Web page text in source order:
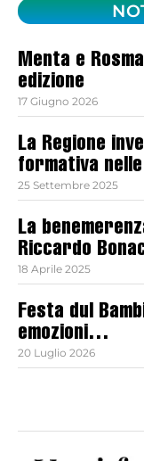
Menta e
edizione
17 Giugno 2026
La Regione
formativa
25 Settembre 2025
La
Riccardo
18 Aprile 2025
Festa dul
emozioni…
20 Luglio 2026